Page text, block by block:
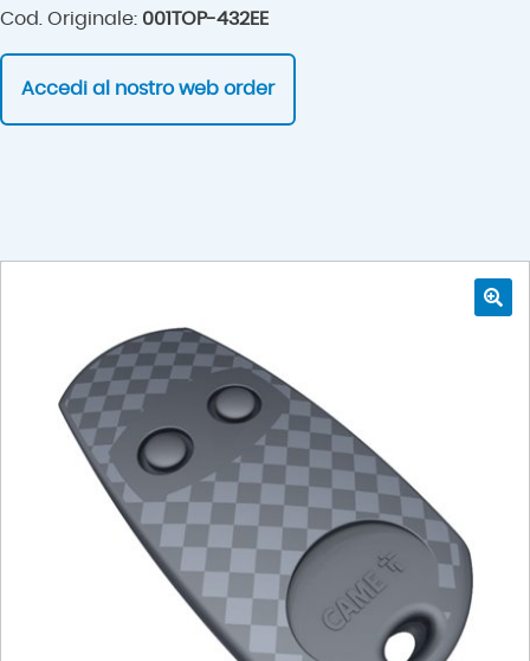
Cod. Originale: 001TOP-432EE
Accedi al nostro web order